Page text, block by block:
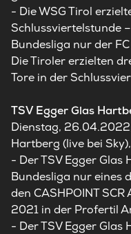
- Die WSG Tirol
Schlussviertelstunde
Bundesliga nur der
Die Tiroler erzielten
Tore in der
TSV Egger Glas
Dienstag,
Hartberg (live bei
- Der TSV Egger Glas
Bundesliga nur eines
den CASHPOINT
2021 in der Profertil
- Der TSV Egger Glas